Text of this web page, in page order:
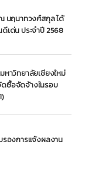
นฤนาทวงศ์สกุล ได้
เด่น ประจำปี 2568
หาวิทยาลัยเชียงใหม่
ดซื้อจัดจ้างในรอบ
รองการแจ้งผลงาน